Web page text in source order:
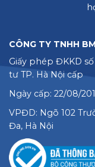
CÔNG TY TNHH
Giấy phép ĐKKD
tư TP. Hà Nội cấp
Ngày cấp: 22/08/
VPĐD: Ngõ 102
Đa, Hà Nội